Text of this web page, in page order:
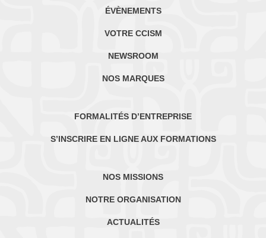
ÉVÈNEMENTS
VOTRE CCISM
NEWSROOM
NOS MARQUES
FORMALITÉS D’ENTREPRISE
S’INSCRIRE EN LIGNE AUX FORMATIONS
NOS MISSIONS
NOTRE ORGANISATION
ACTUALITÉS